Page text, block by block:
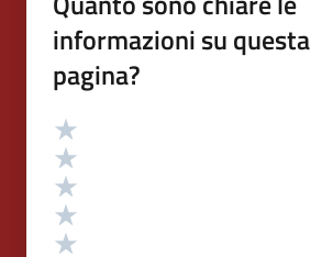
informazioni su questa
pagina?
Valutazione